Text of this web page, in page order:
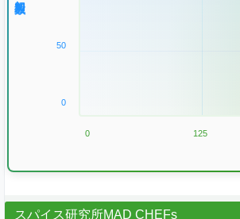
50
0
0 125
スパイス研究所MAD CHEFs